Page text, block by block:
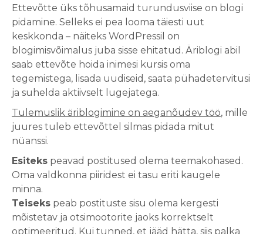
Ettevõtte üks tõhusamaid turundusviise on blogi
pidamine. Selleks ei pea looma täiesti uut
keskkonda – näiteks WordPressil on
blogimisvõimalus juba sisse ehitatud. Äriblogi abil
saab ettevõte hoida inimesi kursis oma
tegemistega, lisada uudiseid, saata pühadetervitusi
ja suhelda aktiivselt lugejatega.
Tulemuslik äriblogimine on aeganõudev töö, mille
juures tuleb ettevõttel silmas pidada mitut
nüanssi.
Esiteks peavad postitused olema teemakohased.
Oma valdkonna piiridest ei tasu eriti kaugele
minna.
Teiseks peab postituste sisu olema kergesti
mõistetav ja otsimootorite jaoks korrektselt
optimeeritud. Kui tunned, et jääd hätta, siis palka